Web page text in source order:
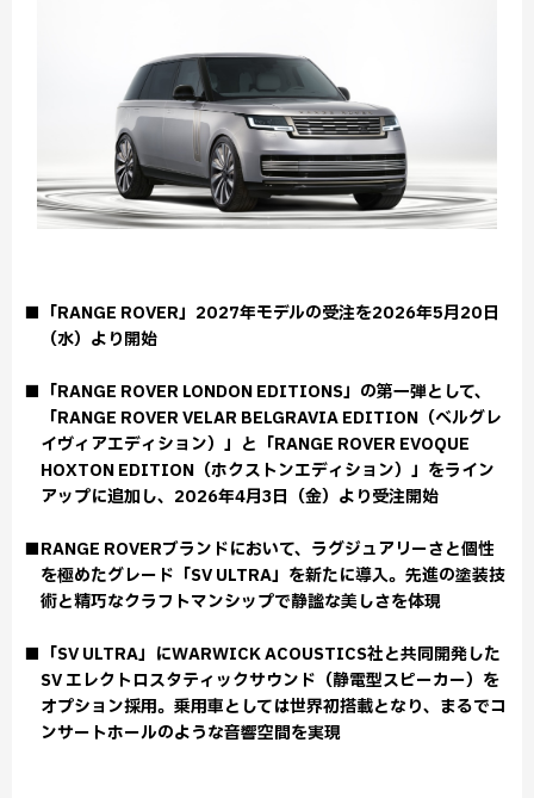
■「RANGE ROVER」2027年モデルの受注を2026年5月20日
（水）より開始
■「RANGE ROVER LONDON EDITIONS」の第一弾として、
「RANGE ROVER VELAR BELGRAVIA EDITION（ベルグレ
イヴィアエディション）」と「RANGE ROVER EVOQUE
HOXTON EDITION（ホクストンエディション）」をライン
アップに追加し、2026年4月3日（金）より受注開始
■RANGE ROVERブランドにおいて、ラグジュアリーさと個性
を極めたグレード「SV ULTRA」を新たに導入。先進の塗装技
術と精巧なクラフトマンシップで静謐な美しさを体現
■「SV ULTRA」にWARWICK ACOUSTICS社と共同開発した
SV エレクトロスタティックサウンド（静電型スピーカー）を
オプション採用。乗用車としては世界初搭載となり、まるでコ
ンサートホールのような音響空間を実現